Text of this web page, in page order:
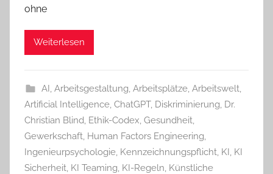
ohne
Weiterlesen
AI, Arbeitsgestaltung, Arbeitsplätze, Arbeitswelt,
Artificial Intelligence, ChatGPT, Diskriminierung, Dr.
Christian Blind, Ethik-Codex, Gesundheit,
Gewerkschaft, Human Factors Engineering,
Ingenieurpsychologie, Kennzeichnungspflicht, KI, KI
Sicherheit, KI Teaming, KI-Regeln, Künstliche